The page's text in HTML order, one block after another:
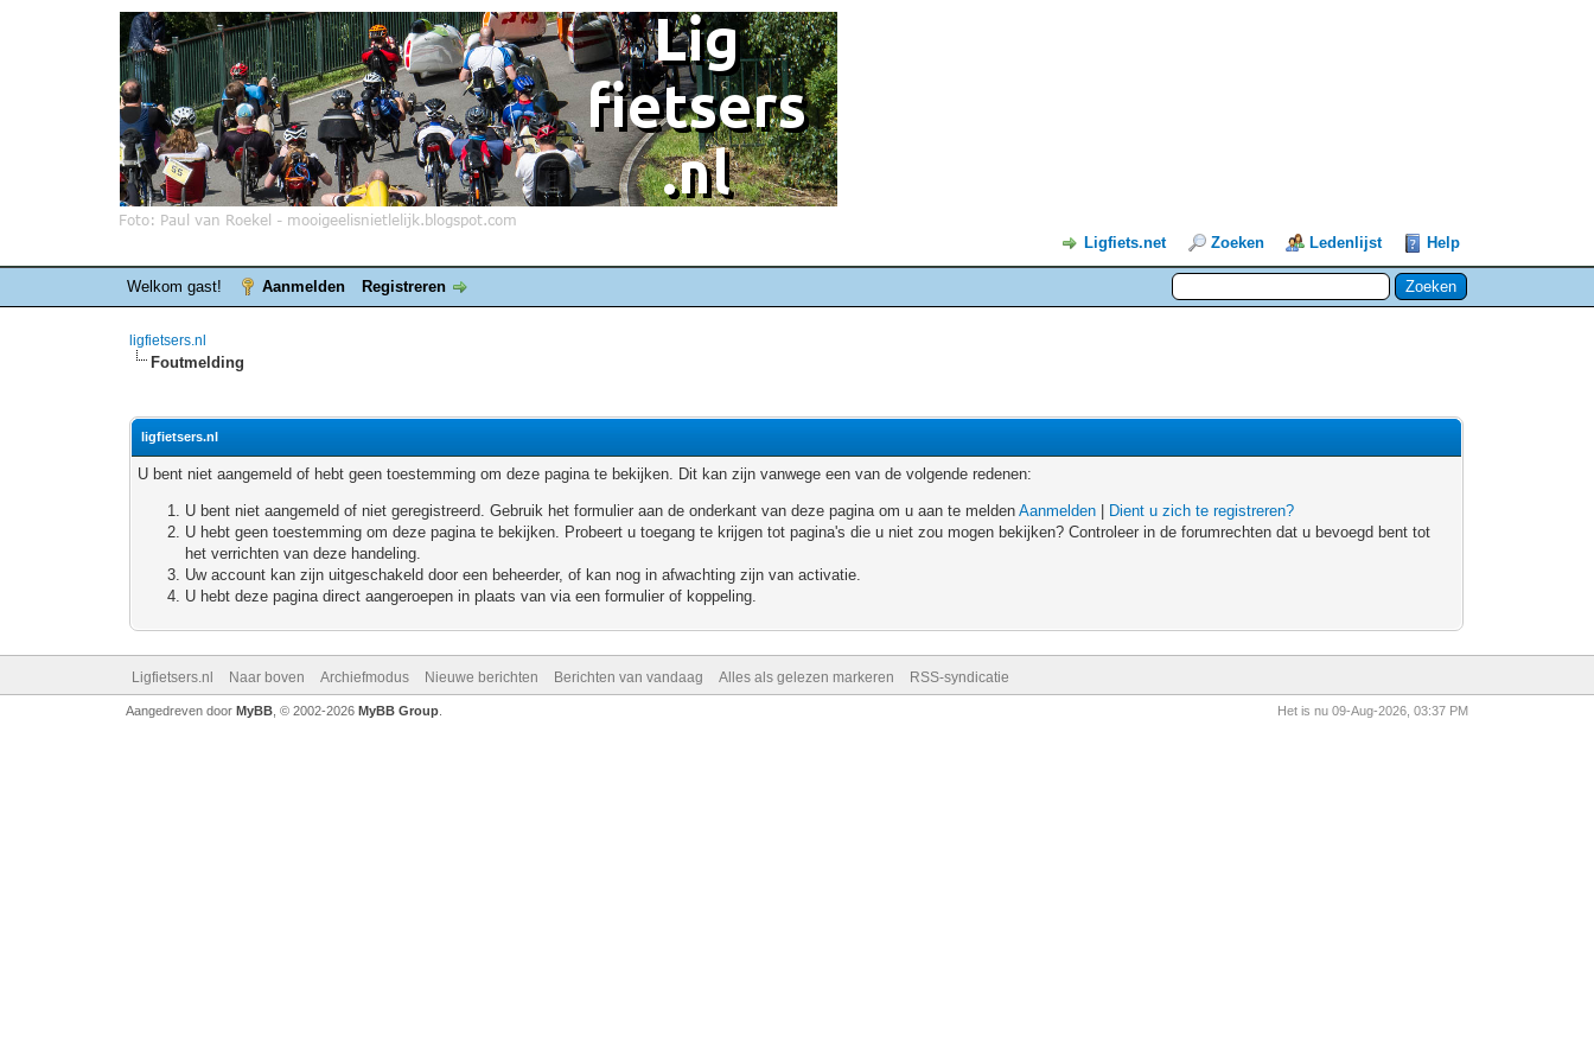
Ligfiets.net Zoeken Ledenlijst Help
Welkom gast! Aanmelden Registreren
ligfietsers.nl
Foutmelding
ligfietsers.nl
U bent niet aangemeld of hebt geen toestemming om deze pagina te bekijken. Dit kan zijn vanwege een van de volgende redenen:
U bent niet aangemeld of niet geregistreerd. Gebruik het formulier aan de onderkant van deze pagina om u aan te meldenAanmelden
Dient u zich te registreren?
U hebt geen toestemming om deze pagina te bekijken. Probeert u toegang te krijgen tot pagina's die u niet zou mogen bekijken? Controleer in de forumrechten dat u bevoegd bent tot
het verrichten van deze handeling.
Uw account kan zijn uitgeschakeld door een beheerder, of kan nog in afwachting zijn van activatie.
U hebt deze pagina direct aangeroepen in plaats van via een formulier of koppeling.
Ligfietsers.nl Naar boven Archiefmodus Nieuwe berichten Berichten van vandaag Alles als gelezen markeren RSS-syndicatie
Het is nu 09-Aug-2026, 03:37 PM
Aangedreven door MyBB, © 2002-2026 MyBB Group.